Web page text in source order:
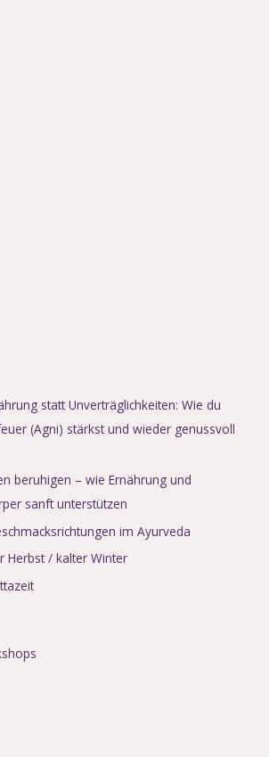
statt Unverträglichkeiten: Wie du
(Agni) stärkst und wieder genussvoll
beruhigen – wie Ernährung und
sanft unterstützen
im Ayurveda
Herbst / kalter Winter